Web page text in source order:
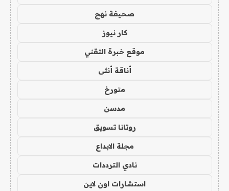
صحيفة نهج
كار نيوز
موقع خبرة التقني
أناقة أنثى
متورخ
مدسن
روتانا تسويق
مجلة الابداع
نادي الترددات
استشارات اون لاين